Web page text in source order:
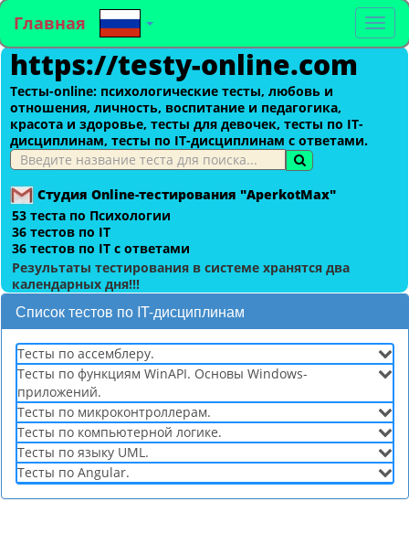
Главная
https://testy-online.com
Тесты-оnline: психологические тесты, любовь и
отношения, личность, воспитание и педагогика,
красота и здоровье, тесты для девочек, тесты по IT-
дисциплинам, тесты по IT-дисциплинам с ответами.
Студия Online-тестирования "AperkotMax"
53 теста по Психологии
36 тестов по IT
36 тестов по IT с ответами
Результаты тестирования в системе хранятся два
календарных дня!!!
Список тестов по IT-дисциплинам
Тесты по ассемблеру.
Тесты по функциям WinAPI. Основы Windows-
приложений.
Тесты по микроконтроллерам.
Тесты по компьютерной логике.
Тесты по языку UML.
Тесты по Angular.